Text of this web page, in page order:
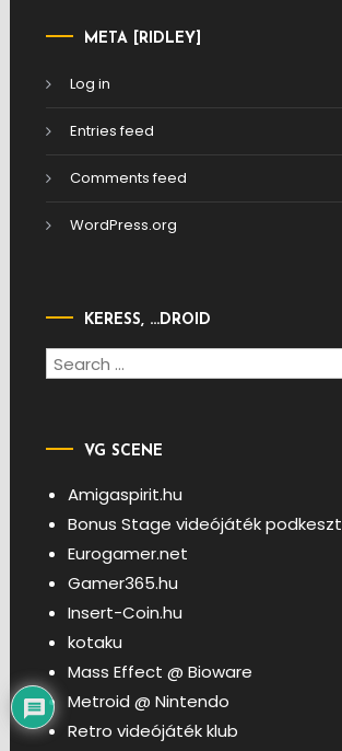
META [RIDLEY]
Log in
Entries feed
Comments feed
WordPress.org
KERESS, …DROID
VG SCENE
Amigaspirit.hu
Bonus Stage videójáték podkeszt
Eurogamer.net
Gamer365.hu
Insert-Coin.hu
kotaku
Mass Effect @ Bioware
Metroid @ Nintendo
Retro videójáték klub